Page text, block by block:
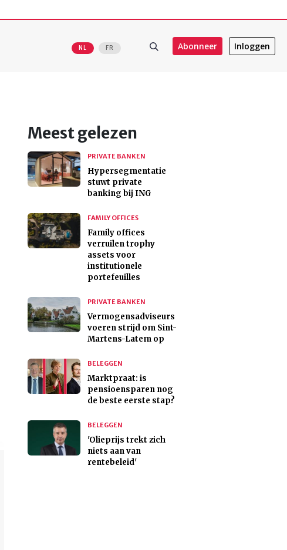
NL FR Abonneer Inloggen
Meest gelezen
PRIVATE BANKEN
Hypersegmentatie
stuwt private
banking bij ING
FAMILY OFFICES
Family offices
verruilen trophy
assets voor
institutionele
portefeuilles
PRIVATE BANKEN
Vermogensadviseurs
voeren strijd om Sint-
Martens-Latem op
BELEGGEN
Marktpraat: is
pensioensparen nog
de beste eerste stap?
BELEGGEN
'Olieprijs trekt zich
niets aan van
rentebeleid'